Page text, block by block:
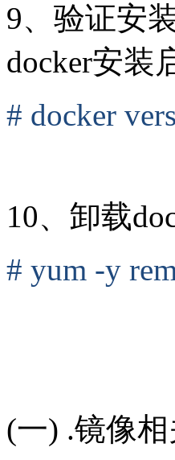
9、验证安
docker安装
# docker
10、卸载
# yum -y
(一) .镜像